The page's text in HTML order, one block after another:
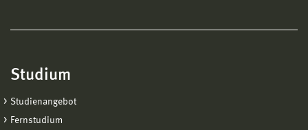
Studium
Studienangebot
Fernstudium